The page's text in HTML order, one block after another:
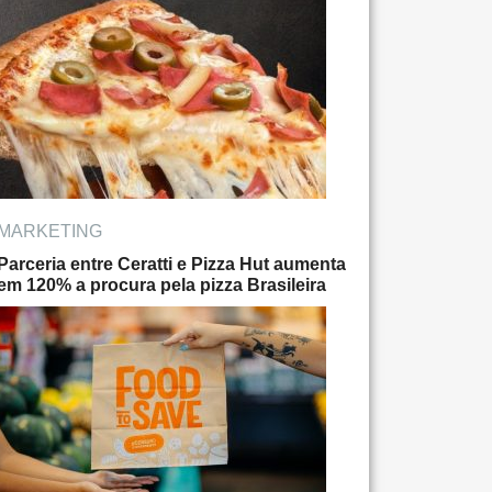
entre Ceratti e Pizza Hut aumenta
120% a procura pela pizza Brasileira